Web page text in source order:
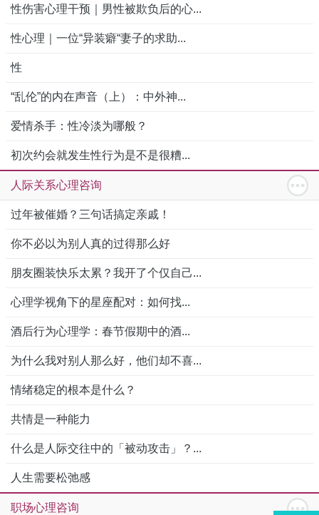
性伤害心理干预｜男性被欺负后的心...
性心理｜一位“异装癖“妻子的求助...
性
“乱伦”的内在声音（上）：中外神...
爱情杀手：性冷淡为哪般？
初次约会就发生性行为是不是很糟...
人际关系心理咨询
过年被催婚？三句话搞定亲戚！
你不必以为别人真的过得那么好
朋友圈装快乐太累？我开了个仅自己...
心理学视角下的星座配对：如何找...
酒后行为心理学：春节假期中的酒...
为什么我对别人那么好，他们却不喜...
情绪稳定的根本是什么？
共情是一种能力
什么是人际交往中的「被动攻击」？...
人生需要松弛感
职场心理咨询